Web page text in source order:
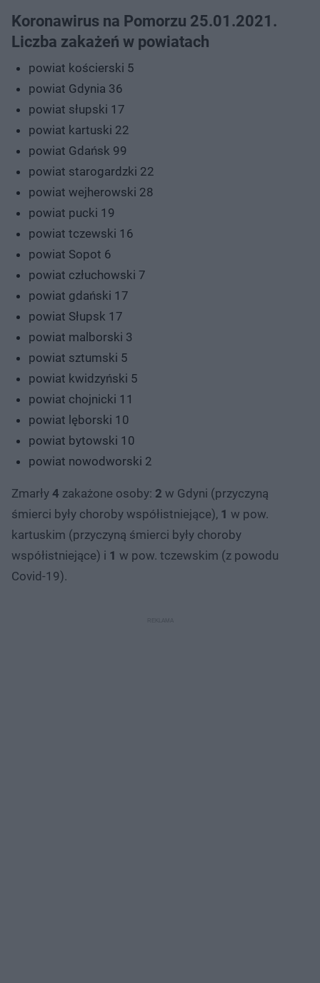
Koronawirus na Pomorzu 25.01.2021.
Liczba zakażeń w powiatach
powiat kościerski 5
powiat Gdynia 36
powiat słupski 17
powiat kartuski 22
powiat Gdańsk 99
powiat starogardzki 22
powiat wejherowski 28
powiat pucki 19
powiat tczewski 16
powiat Sopot 6
powiat człuchowski 7
powiat gdański 17
powiat Słupsk 17
powiat malborski 3
powiat sztumski 5
powiat kwidzyński 5
powiat chojnicki 11
powiat lęborski 10
powiat bytowski 10
powiat nowodworski 2
Zmarły 4 zakażone osoby: 2 w Gdyni (przyczyną
śmierci były choroby współistniejące), 1 w pow.
kartuskim (przyczyną śmierci były choroby
współistniejące) i 1 w pow. tczewskim (z powodu
Covid-19).